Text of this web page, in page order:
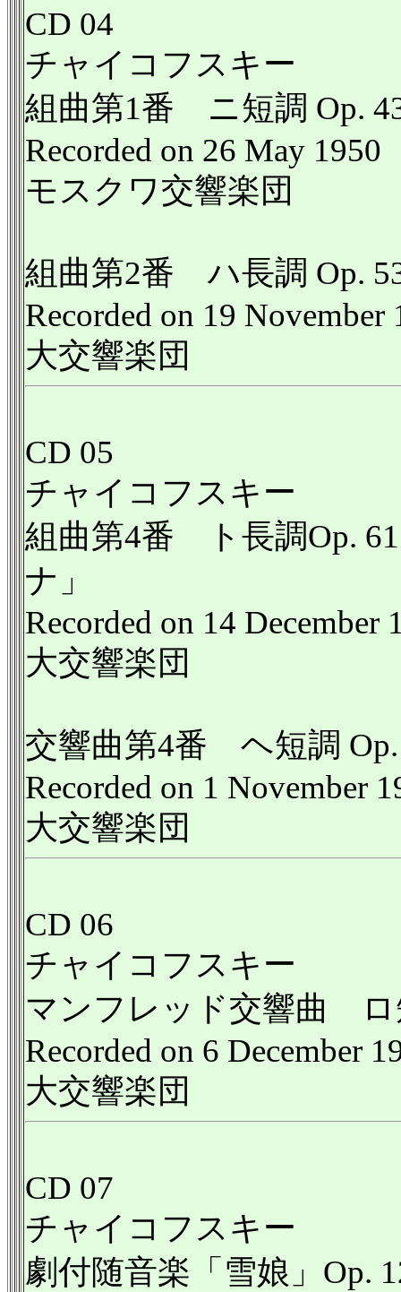
CD 04
チャイコフスキー
組曲第1番 ニ短調 Op.
Recorded on 26 May 1950
モスクワ交響楽団
組曲第2番 ハ長調 Op.
Recorded on 19 November
大交響楽団
CD 05
チャイコフスキー
組曲第4番 ト長調Op.
ナ」
Recorded on 14 December
大交響楽団
交響曲第4番 ヘ短調 Op.
Recorded on 1 November
大交響楽団
CD 06
チャイコフスキー
マンフレッド交響曲 ロ
Recorded on 6 December
大交響楽団
CD 07
チャイコフスキー
劇付随音楽「雪娘」Op.